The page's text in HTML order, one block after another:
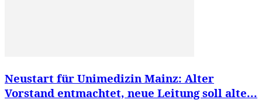
Neustart für Unimedizin Mainz: Alter
Vorstand entmachtet, neue Leitung soll alte...